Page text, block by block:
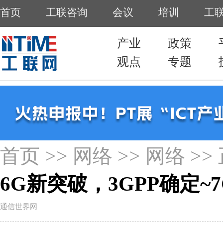
首页 >> 网络 >> 网络 >>
6G新突破，3GPP确定
通信世界网